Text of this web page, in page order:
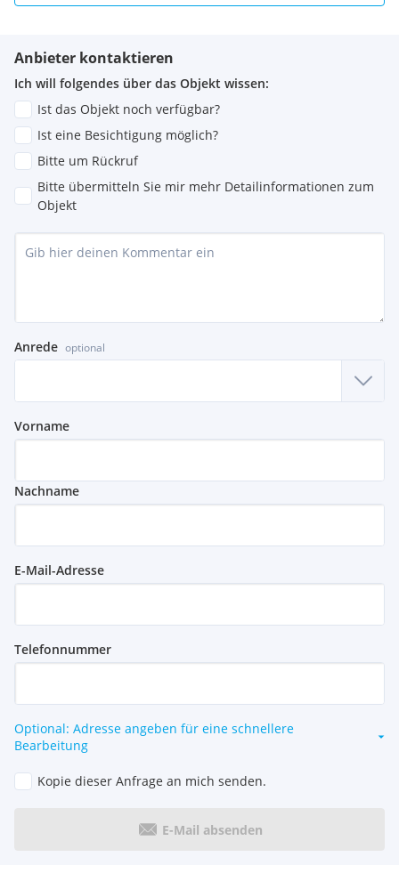
Anbieter kontaktieren
Ich will folgendes über das Objekt wissen:
Ist das Objekt noch verfügbar?
Ist eine Besichtigung möglich?
Bitte um Rückruf
Bitte übermitteln Sie mir mehr Detailinformationen zum
Objekt
Anrede optional
Vorname
Nachname
E-Mail-Adresse
Telefonnummer
Optional: Adresse angeben für eine schnellere
Bearbeitung
Kopie dieser Anfrage an mich senden.
E-Mail absenden